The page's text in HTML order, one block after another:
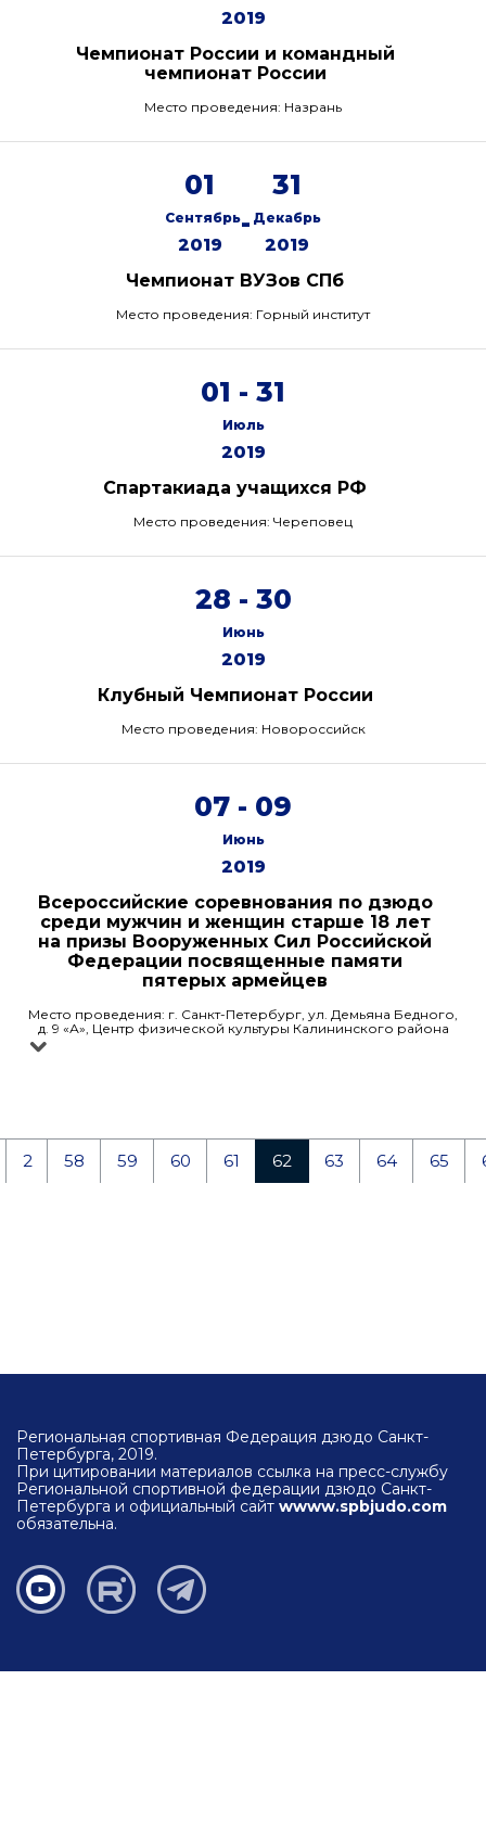
2019
Чемпионат России и командный
чемпионат России
Место проведения: Назрань
01
Сентябрь
2019
-
31
Декабрь
2019
Чемпионат ВУЗов СПб
Место проведения: Горный институт
01 - 31
Июль
2019
Спартакиада учащихся РФ
Место проведения: Череповец
28 - 30
Июнь
2019
Клубный Чемпионат России
Место проведения: Новороссийск
07 - 09
Июнь
2019
Всероссийские соревнования по дзюдо
среди мужчин и женщин старше 18 лет
на призы Вооруженных Сил Российской
Федерации посвященные памяти
пятерых армейцев
Место проведения: г. Санкт-Петербург, ул. Демьяна Бедного,
д. 9 «А», Центр физической культуры Калининского района
2 58 59 60 61 62 63 64 65
Региональная спортивная Федерация дзюдо Санкт-
Петербурга, 2019.
При цитировании материалов ссылка на пресс-службу
Региональной спортивной федерации дзюдо Санкт-
Петербурга и официальный сайт wwww.spbjudo.com
обязательна.